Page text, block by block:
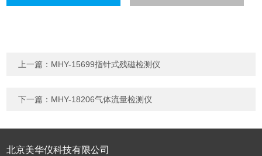
上一篇： MHY-15699指针式残磁检测仪
下一篇： MHY-18206气体流量检测仪
北京美华仪科技有限公司